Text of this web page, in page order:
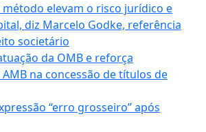
elevam o risco jurídico e
diz Marcelo Godke, referência
societário
da OMB e reforça
na concessão de títulos de
“erro grosseiro” após